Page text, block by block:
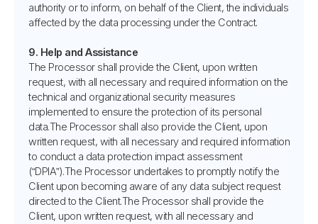
authority or to inform, on behalf of the Client, the individuals
affected by the data processing under the Contract.
9. Help and Assistance
The Processor shall provide the Client, upon written
request, with all necessary and required information on the
technical and organizational security measures
implemented to ensure the protection of its personal
data.The Processor shall also provide the Client, upon
written request, with all necessary and required information
to conduct a data protection impact assessment
(“DPIA”).The Processor undertakes to promptly notify the
Client upon becoming aware of any data subject request
directed to the Client.The Processor shall provide the
Client, upon written request, with all necessary and